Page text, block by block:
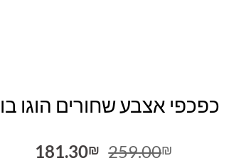
כפכפי אצבע שחורים הוגו
259.00₪
המחיר
181.30₪